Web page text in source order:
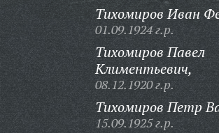
Тихомиров Иван
01.09.1924 г.р.
Тихомиров Павел
Климентьевич,
08.12.1920 г.р.
Тихомиров Петр
15.09.1925 г.р.